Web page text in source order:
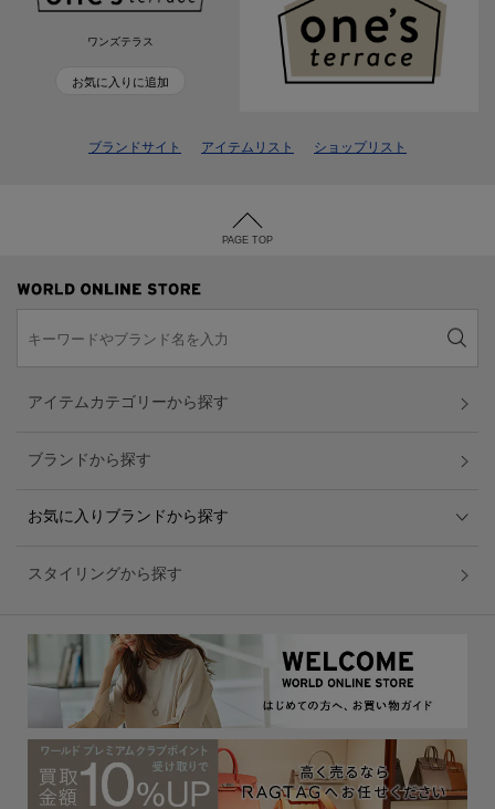
ワンズテラス
お気に入りに追加
ブランドサイト アイテムリスト ショップリスト
PAGE TOP
アイテムカテゴリーから探す
ブランドから探す
お気に入りブランドから探す
スタイリングから探す